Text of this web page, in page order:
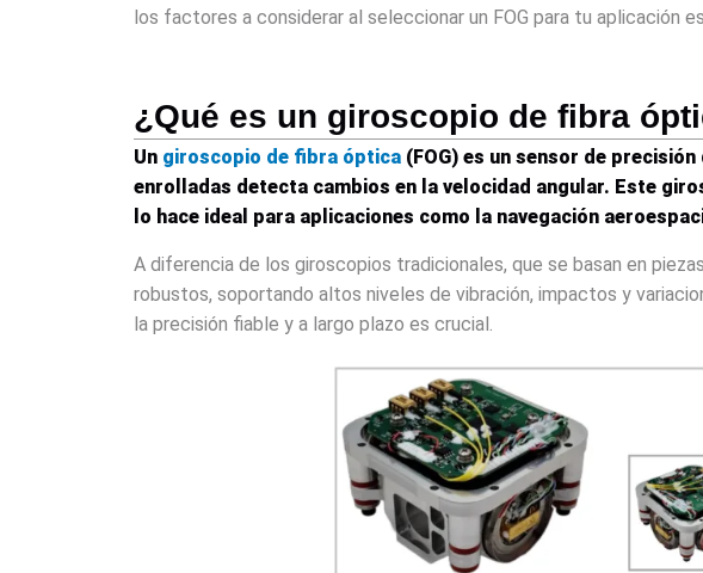
los factores a considerar al seleccionar un FOG para tu aplicación
¿Qué es un giroscopio de fibra
Un giroscopio de fibra óptica (FOG) es un sensor de
enrolladas detecta cambios en la velocidad angular. Este
lo hace ideal para aplicaciones como la navegación
A diferencia de los giroscopios tradicionales, que se basan en
robustos, soportando altos niveles de vibración, impactos y
la precisión fiable y a largo plazo es crucial.